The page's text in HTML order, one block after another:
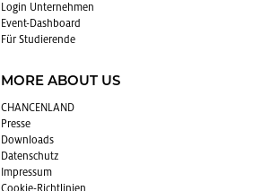
Login Un­ter­neh­men
Event-Da­sh­board
Für Stu­die­ren­de
MORE ABOUT US
CHAN­CEN­LAND
Pres­se
Down­loads
Da­ten­schutz
Im­pres­sum
Coo­kie-Richt­li­ni­en